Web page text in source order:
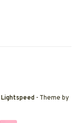
Lightspeed - Theme by